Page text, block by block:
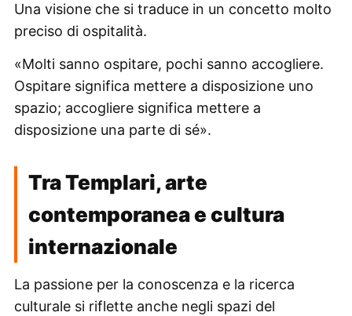
Una visione che si traduce in un concetto molto
preciso di ospitalità.
«Molti sanno ospitare, pochi sanno accogliere.
Ospitare significa mettere a disposizione uno
spazio; accogliere significa mettere a
disposizione una parte di sé».
Tra Templari, arte
contemporanea e cultura
internazionale
La passione per la conoscenza e la ricerca
culturale si riflette anche negli spazi del